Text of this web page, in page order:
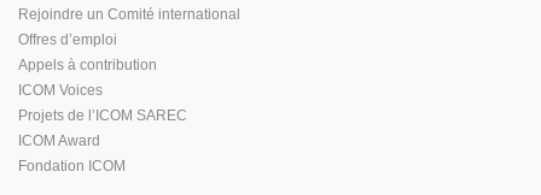
Rejoindre un Comité international
Offres d’emploi
Appels à contribution
ICOM Voices
Projets de l’ICOM SAREC
ICOM Award
Fondation ICOM